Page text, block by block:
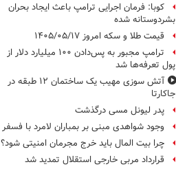
کوبا: فرمان اجرایی ترامپ باعث ایجاد بحران
بشردوستانه شده
قیمت طلا و سکه امروز ۱۴۰۵/۰۵/۱۷
ترامپ مجبور به پس‌دادن ۱۰۰ میلیارد دلار از
پول تعرفه‌ها شد
آتش سوزی مهیب یک ساختمان ۱۲ طبقه در
جاکارتا
پدر لیونل مسی درگذشت
وجود شواهدی مبنی بر بمباران لامرد با فسفر
چرا بیت المال باید خرج مجرمان امنیتی شود؟
قرارداد مربی خارجی استقلال تمدید شد